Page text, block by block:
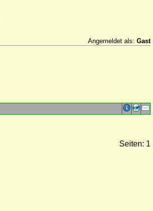
Angemeldet als: Gast
Seiten: 1